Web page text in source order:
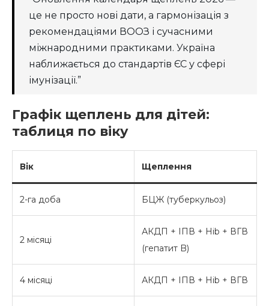
це не просто нові дати, а гармонізація з
рекомендаціями ВООЗ і сучасними
міжнародними практиками. Україна
наближається до стандартів ЄС у сфері
імунізації.”
Графік щеплень для дітей:
таблиця по віку
Вік Щеплення
2-га доба БЦЖ (туберкульоз)
2 місяці
АКДП + ІПВ + Hib + ВГВ
(гепатит B)
4 місяці АКДП + ІПВ + Hib + ВГВ